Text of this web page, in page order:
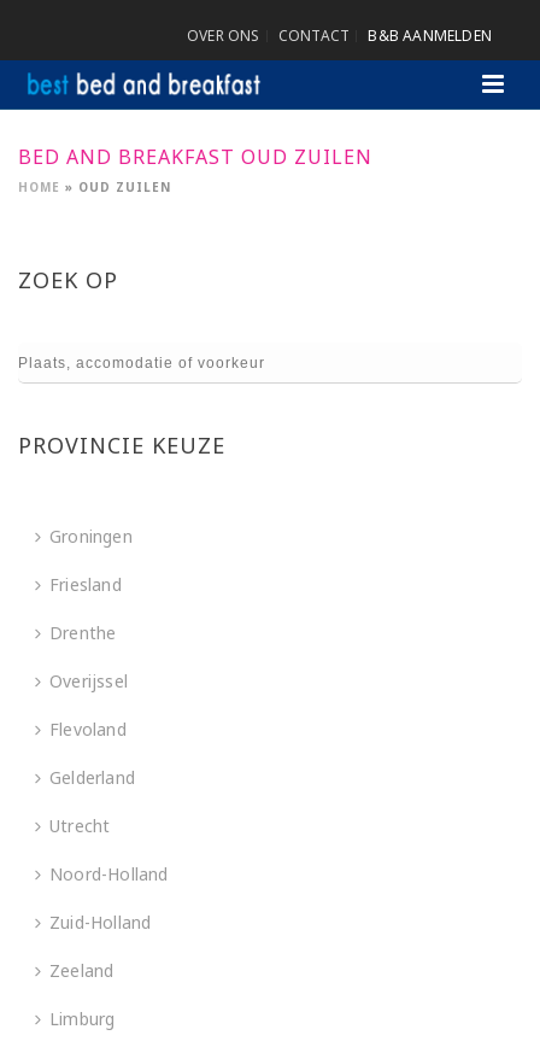
OVER ONS CONTACT B&B AANMELDEN
BED AND BREAKFAST OUD ZUILEN
HOME » OUD ZUILEN
ZOEK OP
PROVINCIE KEUZE
Groningen
Friesland
Drenthe
Overijssel
Flevoland
Gelderland
Utrecht
Noord-Holland
Zuid-Holland
Zeeland
Limburg